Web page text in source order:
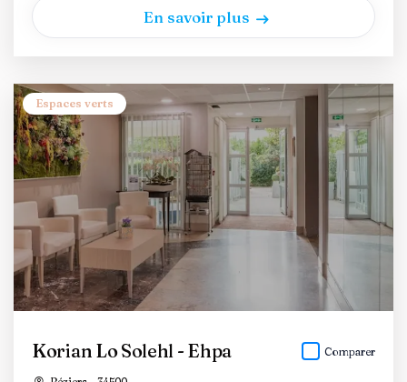
En savoir plus
Espaces verts
Korian Lo Solehl - Ehpa Comparer